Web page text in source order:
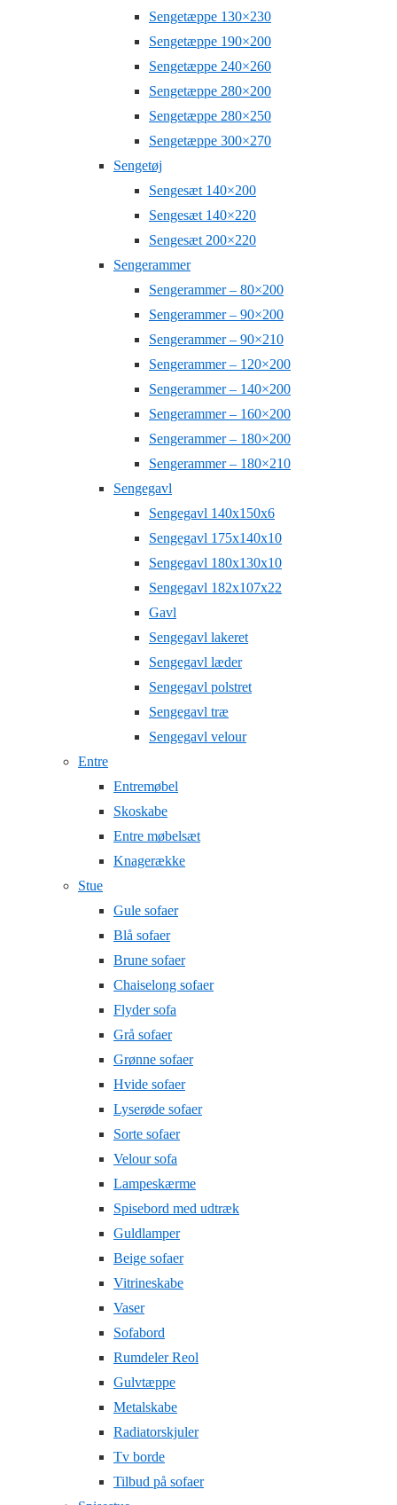
Sengetæppe 130×230
Sengetæppe 190×200
Sengetæppe 240×260
Sengetæppe 280×200
Sengetæppe 280×250
Sengetæppe 300×270
Sengetøj
Sengesæt 140×200
Sengesæt 140×220
Sengesæt 200×220
Sengerammer
Sengerammer – 80×200
Sengerammer – 90×200
Sengerammer – 90×210
Sengerammer – 120×200
Sengerammer – 140×200
Sengerammer – 160×200
Sengerammer – 180×200
Sengerammer – 180×210
Sengegavl
Sengegavl 140x150x6
Sengegavl 175x140x10
Sengegavl 180x130x10
Sengegavl 182x107x22
Gavl
Sengegavl lakeret
Sengegavl læder
Sengegavl polstret
Sengegavl træ
Sengegavl velour
Entre
Entremøbel
Skoskabe
Entre møbelsæt
Knagerække
Stue
Gule sofaer
Blå sofaer
Brune sofaer
Chaiselong sofaer
Flyder sofa
Grå sofaer
Grønne sofaer
Hvide sofaer
Lyserøde sofaer
Sorte sofaer
Velour sofa
Lampeskærme
Spisebord med udtræk
Guldlamper
Beige sofaer
Vitrineskabe
Vaser
Sofabord
Rumdeler Reol
Gulvtæppe
Metalskabe
Radiatorskjuler
Tv borde
Tilbud på sofaer